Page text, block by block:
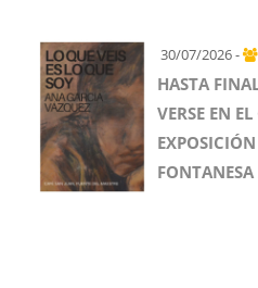
30/07/2026 -
HASTA
VERSE EN